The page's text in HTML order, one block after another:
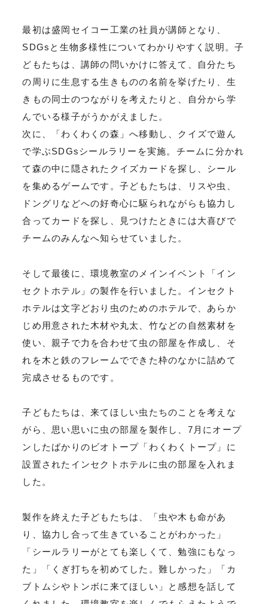
最初は盛岡セイコー工業の社員が講師となり、
SDGsと生物多様性についてわかりやすく説明。子
どもたちは、講師の問いかけに答えて、自分たち
の周りに生息する生きものの名前を挙げたり、生
きもの同士のつながりを考えたりと、自分から学
んでいる様子がうかがえました。
次に、「わくわくの森」へ移動し、クイズで遊ん
で学ぶSDGsシールラリーを実施。チームに分かれ
て森の中に隠されたクイズカードを探し、シール
を集めるゲームです。子どもたちは、リスや虫、
ドングリなどへの好奇心に駆られながらも協力し
合ってカードを探し、見つけたときには大喜びで
チームのみんなへ知らせていました。
そして最後に、環境教室のメインイベント「イン
セクトホテル」の製作を行いました。インセクト
ホテルは文字どおり虫のためのホテルで、あらか
じめ用意された木材や丸太、竹などの自然素材を
使い、親子で力を合わせて虫の部屋を作成し、そ
れを木と鉄のフレームでできた枠のなかに詰めて
完成させるものです。
子どもたちは、来てほしい虫たちのことを考えな
がら、思い思いに虫の部屋を製作し、7月にオープ
ンしたばかりのビオトープ「わくわくトープ」に
設置されたインセクトホテルに虫の部屋を入れま
した。
製作を終えた子どもたちは、「虫や木も命があ
り、協力し合って生きていることがわかった」
「シールラリーがとても楽しくて、勉強にもなっ
た」「くぎ打ちを初めてした。難しかった」「カ
ブトムシやトンボに来てほしい」と感想を話して